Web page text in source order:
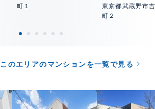
町１
東京都武蔵野市
町２
このエリアのマンションを一覧で見る